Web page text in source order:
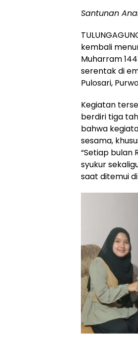
Santunan
kembali
Muharram
serentak di
Pulosari,
Kegiatan
berdiri tiga
bahwa
sesama,
“Setiap bulan
syukur
saat ditemui